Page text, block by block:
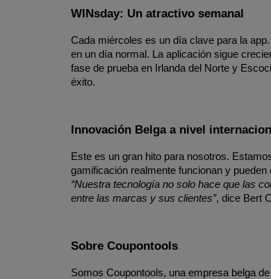
WINsday: Un atractivo semanal
Cada miércoles es un día clave para la
en un día normal. La aplicación sigue
fase de prueba en Irlanda del Norte y
éxito.
Innovación Belga a nivel
Este es un gran hito para nosotros.
“Nuestra tecnología no solo hace que las
entre las marcas y sus clientes”, dice Bert
Sobre Coupontools
Somos Coupontools, una empresa belga